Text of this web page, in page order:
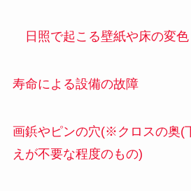
日照で起こる壁紙や床の変色
寿命による設備の故障
画鋲やピンの穴(※クロスの奥(
えが不要な程度のもの)